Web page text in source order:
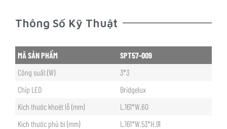
Thông Số Kỹ Thuật
MÃ SẢN PHẨM
SPT57-009
Công suất (W)
3*3
Chip LED
Bridgelux
Kích thước khoét lỗ (mm)
L.161*W.60
Kích thước phủ bì (mm)
L.161*W.53*H.91